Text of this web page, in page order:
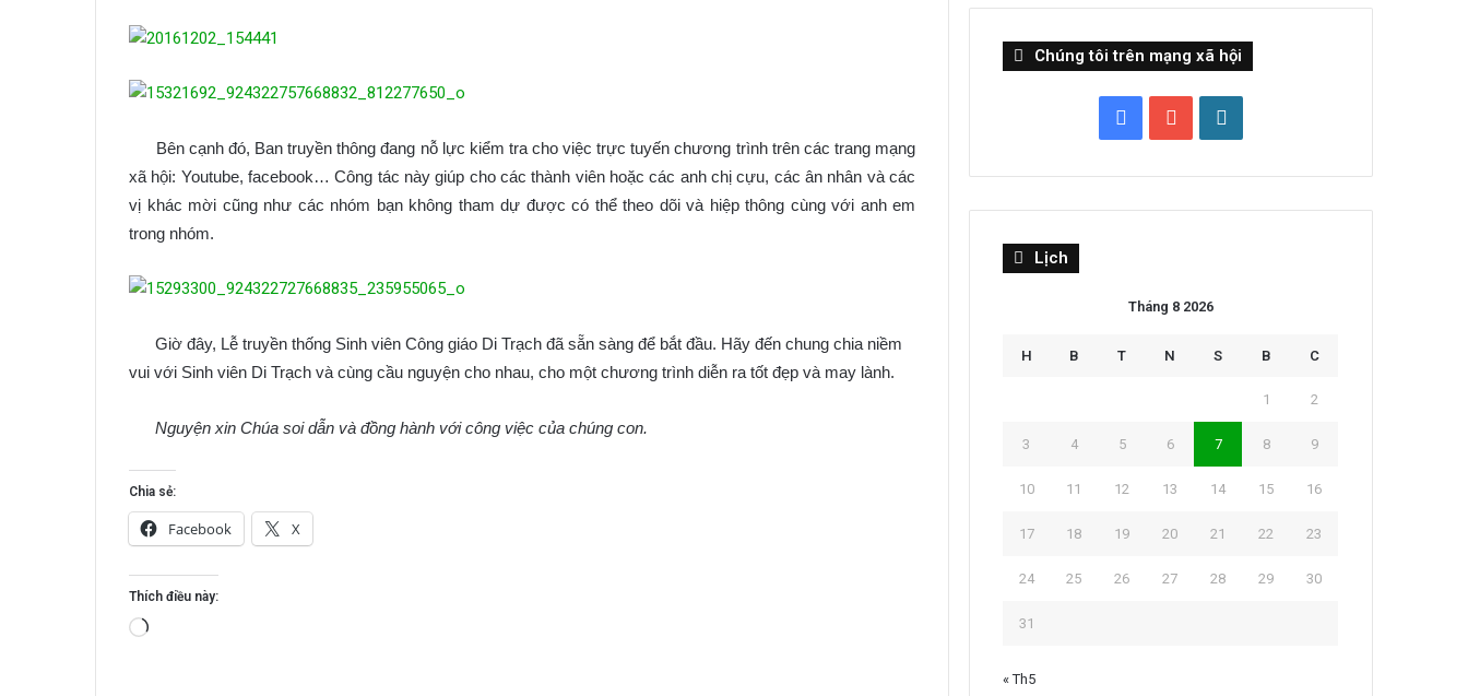
Bên cạnh đó, Ban truyền thông đang nỗ lực kiểm tra cho việc trực tuyến chương trình trên các trang mạng
xã hội: Youtube, facebook… Công tác này giúp cho các thành viên hoặc các anh chị cựu, các ân nhân và các
vị khác mời cũng như các nhóm bạn không tham dự được có thể theo dõi và hiệp thông cùng với anh em
trong nhóm.
Giờ đây, Lễ truyền thống Sinh viên Công giáo Di Trạch đã sẵn sàng để bắt đầu. Hãy đến chung chia niềm
vui với Sinh viên Di Trạch và cùng cầu nguyện cho nhau, cho một chương trình diễn ra tốt đẹp và may lành.
Nguyện xin Chúa soi dẫn và đồng hành với công việc của chúng con.
Chia sẻ:
Facebook X
Thích điều này:
Đang
Chúng tôi trên mạng xã hội
FacebookYouTube
Lịch
Tháng 8 2026
H B T N S B C
1 2
3 4 5 6 7 8 9
10 11 12 13 14 15 16
17 18 19 20 21 22 23
24 25 26 27 28 29 30
31
« Th5